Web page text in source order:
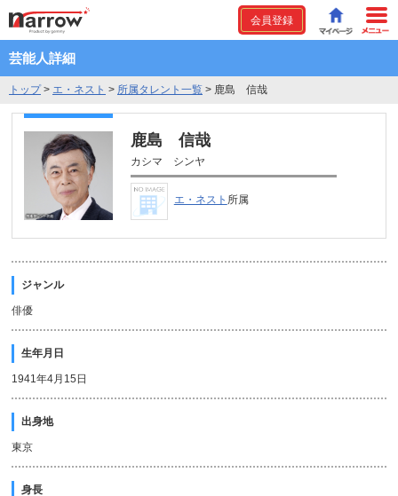
会員登録
芸能人詳細
トップ> エ・ネスト > 所属タレント一覧 > 鹿島 信哉
鹿島 信哉
カシマ シンヤ
エ・ネスト 所属
ジャンル
俳優
生年月日
1941年4月15日
出身地
東京
身長